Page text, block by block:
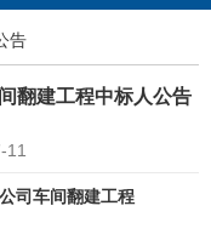
告
翻建工程中标人公告
11
司车间翻建工程